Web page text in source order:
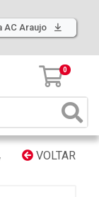
AC Araujo
0
VOLTAR